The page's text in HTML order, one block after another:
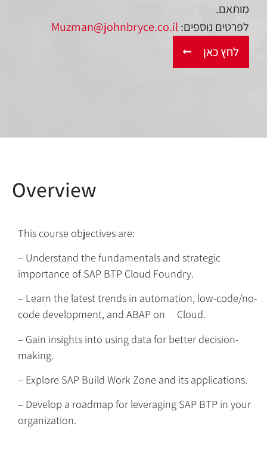
מותאם.
לפרטים נוספים: Muzman@johnbryce.co.il
לחץ כאן
Overview
This course objectives are:
– Understand the fundamentals and strategic
importance of SAP BTP Cloud Foundry.
– Learn the latest trends in automation, low-code/no-
code development, and ABAP on Cloud.
– Gain insights into using data for better decision-
making.
– Explore SAP Build Work Zone and its applications.
– Develop a roadmap for leveraging SAP BTP in your
organization.